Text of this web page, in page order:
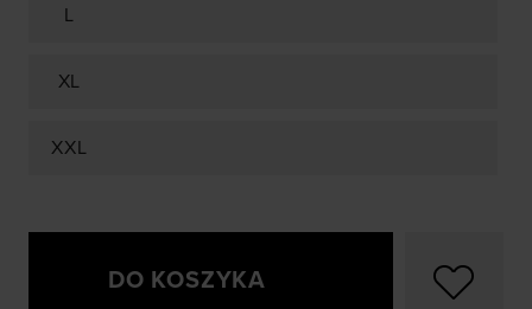
L
XL
XXL
DO KOSZYKA